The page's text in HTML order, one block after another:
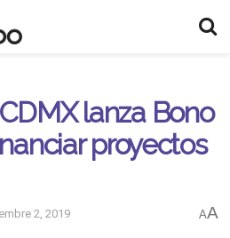
lanza Bono
proyectos
2, 2019 AA